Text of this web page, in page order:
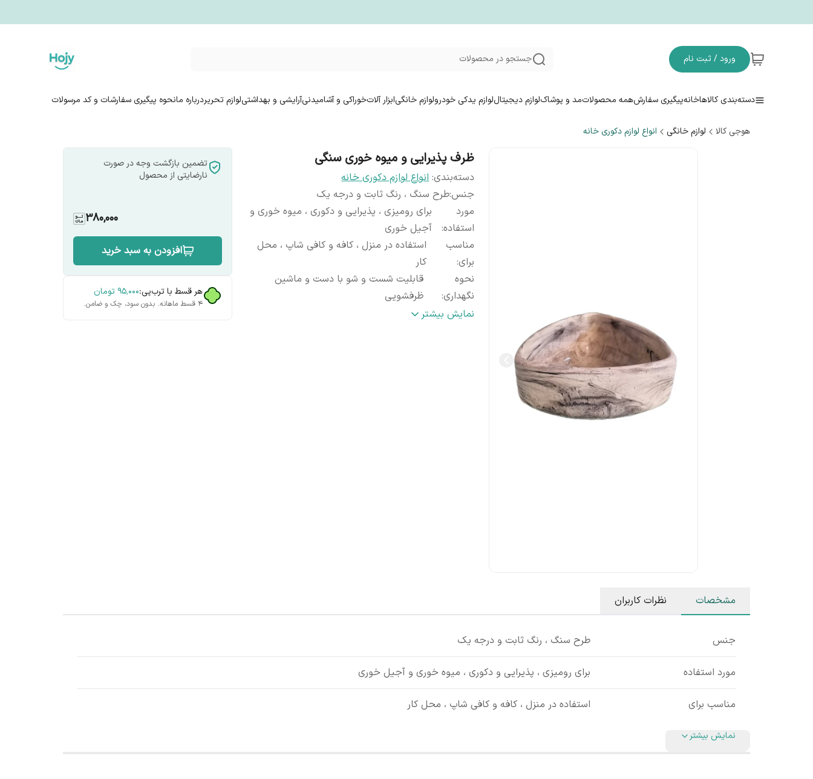
ورود / ثبت نام جستجو در محصولات
دسته‌بندی کالاهاخانهپیگیری سفارشهمه محصولاتمد و پوشاکلوازم دیجیتاللوازم یدکی خودرولوازم خانگیابزار آلاتخوراکی و آشامیدنیآرایشی و بهداشتیلوازم تحریردرباره مانحوه پیگیری سفارشات و کد مرسولات
هوجی کالا لوازم خانگی انواع لوازم دکوری خانه
ظرف پذیرایی و میوه خوری سنگی
دسته‌بندی:انواع لوازم دکوری خانه
جنس:طرح سنگ ، رنگ ثابت و درجه یک
مورد
استفاده:
برای رومیزی ، پذیرایی و دکوری ، میوه خوری و
آجیل خوری
مناسب
برای:
استفاده در منزل ، کافه و کافی شاپ ، محل
کار
نحوه
نگهداری:
قابلیت شست و شو با دست و ماشین
ظرفشویی
سازگار با:مایکروویو و یخچالنمایش بیشتر
تضمین بازگشت وجه در صورت
نارضایتی از محصول
380,000
افزودن به سبد خرید
هر قسط با ترب‌پی:۹۵٬۰۰۰ تومان
۴ قسط ماهانه. بدون سود، چک و ضامن.
مشخصات نظرات کاربران
جنس طرح سنگ ، رنگ ثابت و درجه یک
مورد استفاده برای رومیزی ، پذیرایی و دکوری ، میوه خوری و آجیل خوری
مناسب برای استفاده در منزل ، کافه و کافی شاپ ، محل کار
نمایش بیشتر